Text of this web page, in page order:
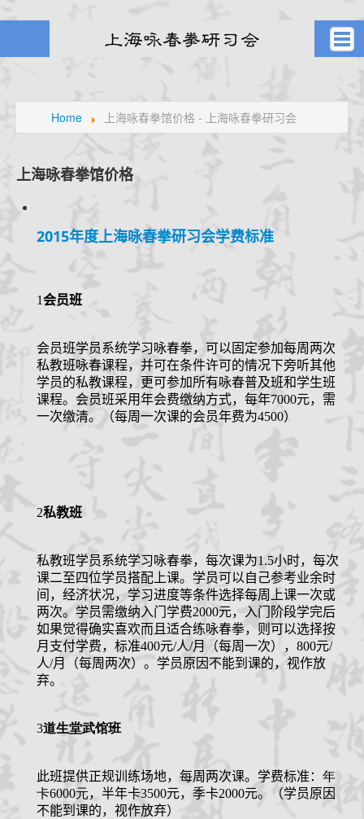
武者之风
学员风采
武林掌故
高手点拨
视频课堂
咏春拳经
档案查询
学员档案
招生简章
Home 上海咏春拳馆价格 - 上海咏春拳研习会
上海咏春拳馆价格
2015年度上海咏春拳研习会学费标准
1会员班
会员班学员系统学习咏春拳，可以固定参加每周两次
私教班咏春课程，并可在条件许可的情况下旁听其他
学员的私教课程，更可参加所有咏春普及班和学生班
课程。会员班采用年会费缴纳方式，每年7000元，需
一次缴清。（每周一次课的会员年费为4500）
2私教班
私教班学员系统学习咏春拳，每次课为1.5小时，每次
课二至四位学员搭配上课。学员可以自己参考业余时
间，经济状况，学习进度等条件选择每周上课一次或
两次。学员需缴纳入门学费2000元，入门阶段学完后
如果觉得确实喜欢而且适合练咏春拳，则可以选择按
月支付学费，标准400元/人/月（每周一次）， 800元/
人/月（每周两次）。学员原因不能到课的，视作放
弃。
3道生堂武馆班
此班提供正规训练场地，每周两次课。学费标准： 年
卡6000元，半年卡3500元，季卡2000元。（学员原因
不能到课的，视作放弃）